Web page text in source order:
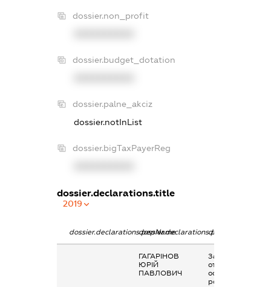
dossier.non_profit
dossier.budget_dotation
dossier.palne_akciz
dossier.notInList
dossier.bigTaxPayerReg
dossier.declarations.title
2019
dossier.declarations.pepNamedossier.declarations.personName
ГАГАРІНОВ
ЮРІЙ
ПАВЛОВИЧ
Заробітна плата
отримана за
основним місцем
роботи